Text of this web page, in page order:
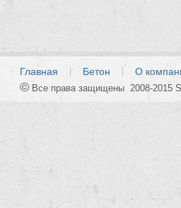
Главная Бетон О
© Все права защищены 2008-2015